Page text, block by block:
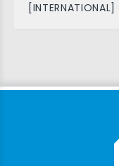
[INTERNATIONAL]